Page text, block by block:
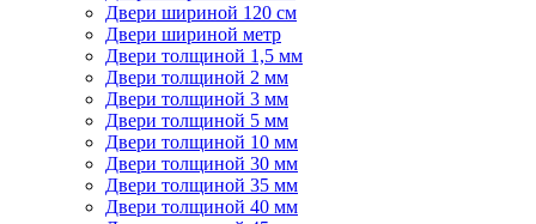
Двери шириной 120 см
Двери шириной метр
Двери толщиной 1,5 мм
Двери толщиной 2 мм
Двери толщиной 3 мм
Двери толщиной 5 мм
Двери толщиной 10 мм
Двери толщиной 30 мм
Двери толщиной 35 мм
Двери толщиной 40 мм